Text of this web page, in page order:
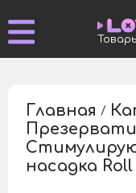
Главная /
насадка